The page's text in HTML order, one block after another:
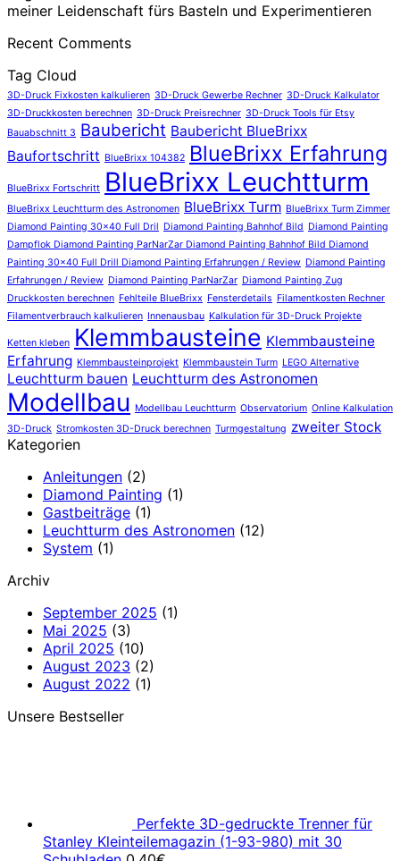
meiner Leidenschaft fürs Basteln und Experimentieren
Recent Comments
Tag Cloud
3D-Druck Fixkosten kalkulieren 3D-Druck Gewerbe Rechner 3D-Druck Kalkulator
3D-Druckkosten berechnen 3D-Druck Preisrechner 3D-Druck Tools für Etsy
Bauabschnitt 3 Baubericht Baubericht BlueBrixx
Baufortschritt BlueBrixx 104382 BlueBrixx Erfahrung
BlueBrixx Fortschritt BlueBrixx Leuchtturm
BlueBrixx Leuchtturm des Astronomen BlueBrixx Turm BlueBrixx Turm Zimmer
Diamond Painting 30x40 Full Dril Diamond Painting Bahnhof Bild Diamond Painting
Dampflok Diamond Painting ParNarZar Diamond Painting Bahnhof Bild Diamond
Painting 30x40 Full Drill Diamond Painting Erfahrungen / Review Diamond Painting
Erfahrungen / Review Diamond Painting ParNarZar Diamond Painting Zug
Druckkosten berechnen Fehlteile BlueBrixx Fensterdetails Filamentkosten Rechner
Filamentverbrauch kalkulieren Innenausbau Kalkulation für 3D-Druck Projekte
Ketten kleben Klemmbausteine Klemmbausteine
Erfahrung Klemmbausteinprojekt Klemmbaustein Turm LEGO Alternative
Leuchtturm bauen Leuchtturm des Astronomen
Modellbau Modellbau Leuchtturm Observatorium Online Kalkulation
3D-Druck Stromkosten 3D-Druck berechnen Turmgestaltung zweiter Stock
Kategorien
Anleitungen (2)
Diamond Painting (1)
Gastbeiträge (1)
Leuchtturm des Astronomen (12)
System (1)
Archiv
September 2025 (1)
Mai 2025 (3)
April 2025 (10)
August 2023 (2)
August 2022 (1)
Unsere Bestseller
Perfekte 3D-gedruckte Trenner für
Stanley Kleinteilemagazin (1-93-980) mit 30